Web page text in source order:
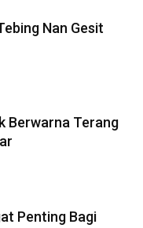
Nan Gesit
Berwarna Terang
Penting Bagi